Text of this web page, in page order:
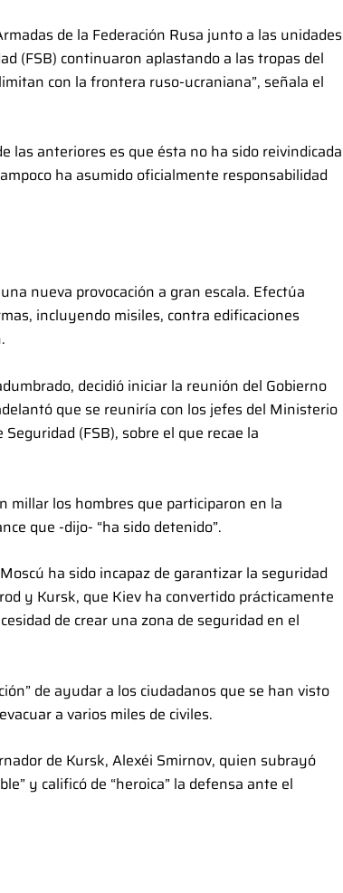
de la Federación Rusa junto a las unidades
(FSB) continuaron aplastando a las tropas del
con la frontera ruso-ucraniana”, señala el
las anteriores es que ésta no ha sido reivindicada
ha asumido oficialmente responsabilidad
nueva provocación a gran escala. Efectúa
incluyendo misiles, contra edificaciones
decidió iniciar la reunión del Gobierno
que se reuniría con los jefes del Ministerio
(FSB), sobre el que recae la
millar los hombres que participaron en la
que -dijo- “ha sido detenido”.
ha sido incapaz de garantizar la seguridad
y Kursk, que Kiev ha convertido prácticamente
de crear una zona de seguridad en el
de ayudar a los ciudadanos que se han visto
a varios miles de civiles.
de Kursk, Alexéi Smirnov, quien subrayó
y calificó de “heroica” la defensa ante el